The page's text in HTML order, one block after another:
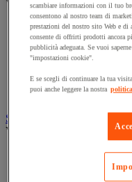
Vedi tutte le categorie
Deodorante
Detergenti per
Detersivi e prodotti
Prodotti per stoviglie
Prodotto di
Sanitari, doccia e bagno
Vedi tutte le categorie
Accessori per docce
Attrezzature da bagno
scambiare informazioni con il tuo
consentono al nostro team di
prestazioni del nostro sito Web e di
consente di offrirti prodotti ancora
pubblicità adeguata. Se vuoi
"impostazioni cookie".
E se scegli di continuare la tua
puoi anche leggere la nostra